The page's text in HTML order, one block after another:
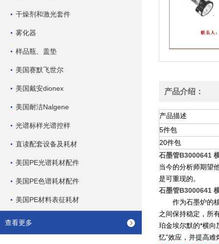
干燥剂和激光套件
雾化器
样品瓶、盖垫
美国赛默飞世尔
美国戴安dionex
美国耐洁Nalgene
光谱标样光谱控样
直读配套设备及耗材
美国PE光谱耗材配件
美国PE色谱耗材配件
美国PE材料表征耗材
查看更多
产品介绍：
产品描述
5件包
20件包
石墨管B3000641
当今的分析师期望
是可重现的。
石墨管B3000641
作为石墨炉的核
之间保持稳定，所
珀金埃尔默的*横向
忆”效应，并提高